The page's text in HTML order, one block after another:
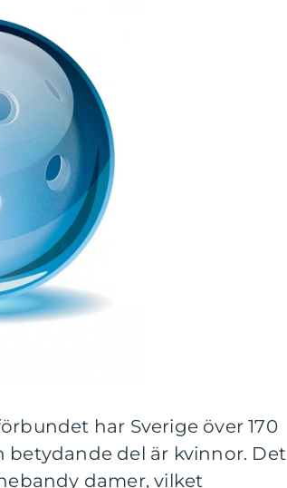
har Sverige över 170
betydande del är kvinnor. Det
damer, vilket